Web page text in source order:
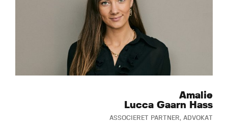
Amalie
Lucca Gaarn Hass
ASSOCIERET PARTNER, ADVOKAT